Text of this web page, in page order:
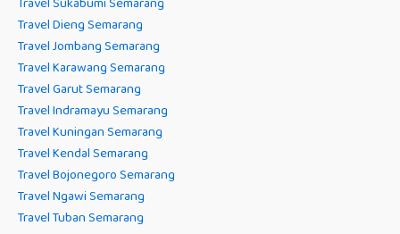
Travel Dieng Semarang
Travel Jombang Semarang
Travel Karawang Semarang
Travel Garut Semarang
Travel Indramayu Semarang
Travel Kuningan Semarang
Travel Kendal Semarang
Travel Bojonegoro Semarang
Travel Ngawi Semarang
Travel Tuban Semarang